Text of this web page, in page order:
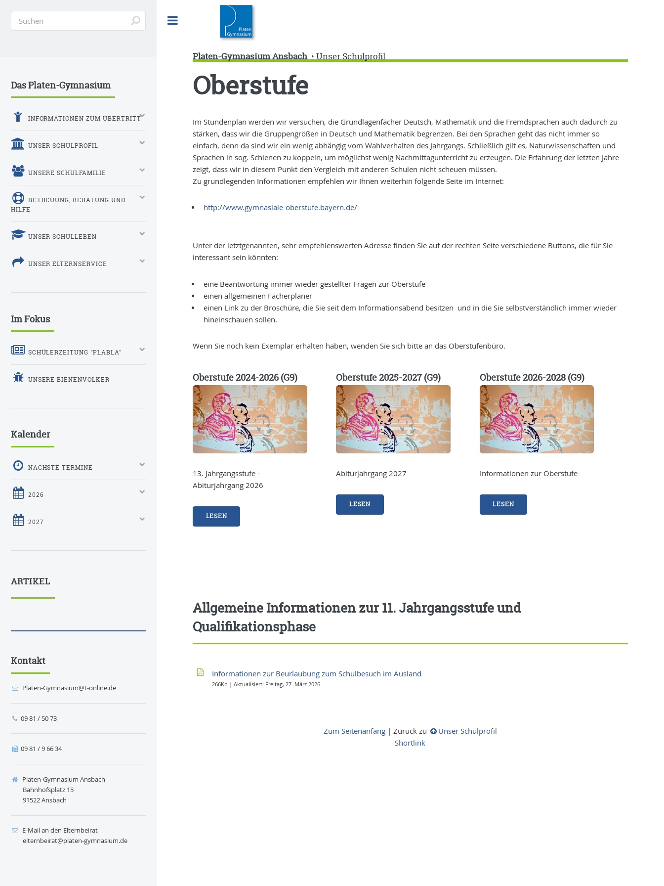
Platen-Gymnasium Ansbach •Unser Schulprofil
Oberstufe
Im Stundenplan werden wir versuchen, die Grundlagenfächer Deutsch, Mathematik und die Fremdsprachen auch dadurch zu
stärken, dass wir die Gruppengrößen in Deutsch und Mathematik begrenzen. Bei den Sprachen geht das nicht immer so
einfach, denn da sind wir ein wenig abhängig vom Wahlverhalten des Jahrgangs. Schließlich gilt es, Naturwissenschaften und
Sprachen in sog. Schienen zu koppeln, um möglichst wenig Nachmittagunterricht zu erzeugen. Die Erfahrung der letzten Jahre
zeigt, dass wir in diesem Punkt den Vergleich mit anderen Schulen nicht scheuen müssen.
Zu grundlegenden Informationen empfehlen wir Ihnen weiterhin folgende Seite im Internet:
http://www.gymnasiale-oberstufe.bayern.de/
Unter der letztgenannten, sehr empfehlenswerten Adresse finden Sie auf der rechten Seite verschiedene Buttons, die für Sie
interessant sein könnten:
eine Beantwortung immer wieder gestellter Fragen zur Oberstufe
einen allgemeinen Fächerplaner
einen Link zu der Broschüre, die Sie seit dem Informationsabend besitzen und in die Sie selbstverständlich immer wieder
hineinschauen sollen.
Wenn Sie noch kein Exemplar erhalten haben, wenden Sie sich bitte an das Oberstufenbüro.
Oberstufe 2024-2026 (G9)
13. Jahrgangsstufe -
Abiturjahrgang 2026
LESEN
Oberstufe 2025-2027 (G9)
Abiturjahrgang 2027
LESEN
Oberstufe 2026-2028 (G9)
Informationen zur Oberstufe
LESEN
Allgemeine Informationen zur 11. Jahrgangsstufe und
Qualifikationsphase
Informationen zur Beurlaubung zum Schulbesuch im Ausland
266Kb | Aktualisiert: Freitag, 27. März 2026
Zum Seitenanfang | Zurück zu
Unser Schulprofil
Shortlink
Das Platen-Gymnasium
INFORMATIONEN ZUM ÜBERTRITT
UNSER SCHULPROFIL
UNSERE SCHULFAMILIE
BETREUUNG, BERATUNG UND
HILFE
UNSER SCHULLEBEN
UNSER ELTERNSERVICE
Im Fokus
SCHÜLERZEITUNG "PLABLA"
UNSERE BIENENVÖLKER
Kalender
NÄCHSTE TERMINE
2026
2027
ARTIKEL
Kontakt
ed.enilno-t@muisanmyG-netalP
09 81 / 50 73
09 81 / 9 66 34
Platen-Gymnasium Ansbach
Bahnhofsplatz 15
91522 Ansbach
E-Mail an den Elternbeirat
ed.muisanmyg-netalp@tariebnretle